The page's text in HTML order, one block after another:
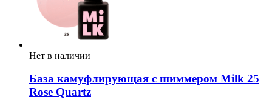
Нет в наличии
База камуфлирующая с шиммером Milk 25
Rose Quartz